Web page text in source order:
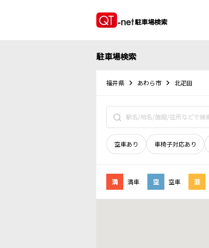
駐車場検索
駐車場検索
福井県 あわら市 北疋田
空車あり 車椅子対応あり
満 満車 空 空車 混